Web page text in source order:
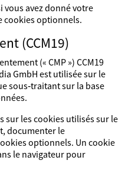
vous avez donné votre
cookies optionnels.
(CCM19)
(« CMP ») CCM19
GmbH est utilisée sur le
sous‑traitant sur la base
sur les cookies utilisés sur le
documenter le
optionnels. Un cookie
le navigateur pour